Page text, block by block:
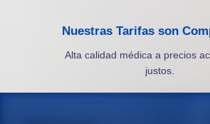
Nuestras Tarifas son
Alta calidad médica a precios
justos.